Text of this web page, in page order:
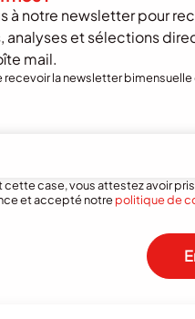
à notre newsletter pour
analyses et sélections
mail.
recevoir la newsletter
cette case, vous attestez avoir pris
et accepté notrepolitique de